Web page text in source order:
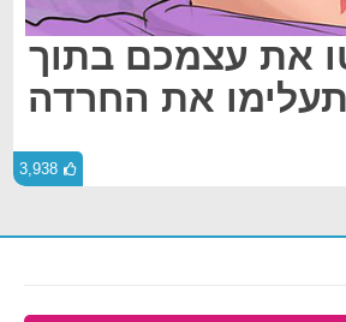
את עצמכם בתוך
ותעלימו את החרדה
3,938